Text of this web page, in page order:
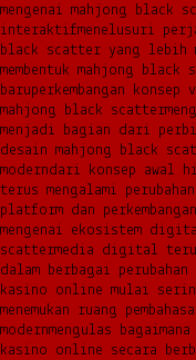
mengenai mahjong black
interaktifmenelusuri
black scatter yang lebih
membentuk mahjong black
baruperkembangan
mahjong black scatter
menjadi bagian dari
desain mahjong black
moderndari konsep awal
terus mengalami perubahan
platform dan
mengenai ekosistem
scattermedia digital
dalam berbagai perubahan
kasino online mulai
menemukan ruang
modernmengulas
kasino online secara